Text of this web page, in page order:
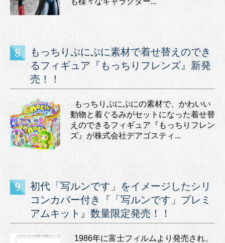
もっちりぷにぷに素材で着せ替えのでき
るフィギュア『もっちりフレンズ』新発
売！！
もっちりぷにぷにの素材で、かわいい
動物と着ぐるみがセットになった着せ替
えのできるフィギュア『もっちりフレン
ズ』が株式会社デアゴスティ...
初代「写ルンです」をイメージしたシリ
コンカバー付き『「写ルンです」プレミ
アムキット』数量限定発売！！
1986年に富士フィルムより発売され、